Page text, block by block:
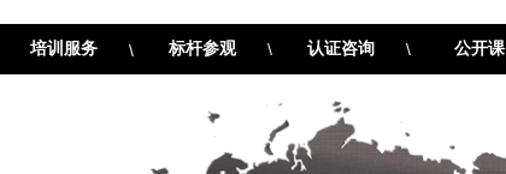
培训服务 标杆参观 认证咨询 公开课
\ \
\